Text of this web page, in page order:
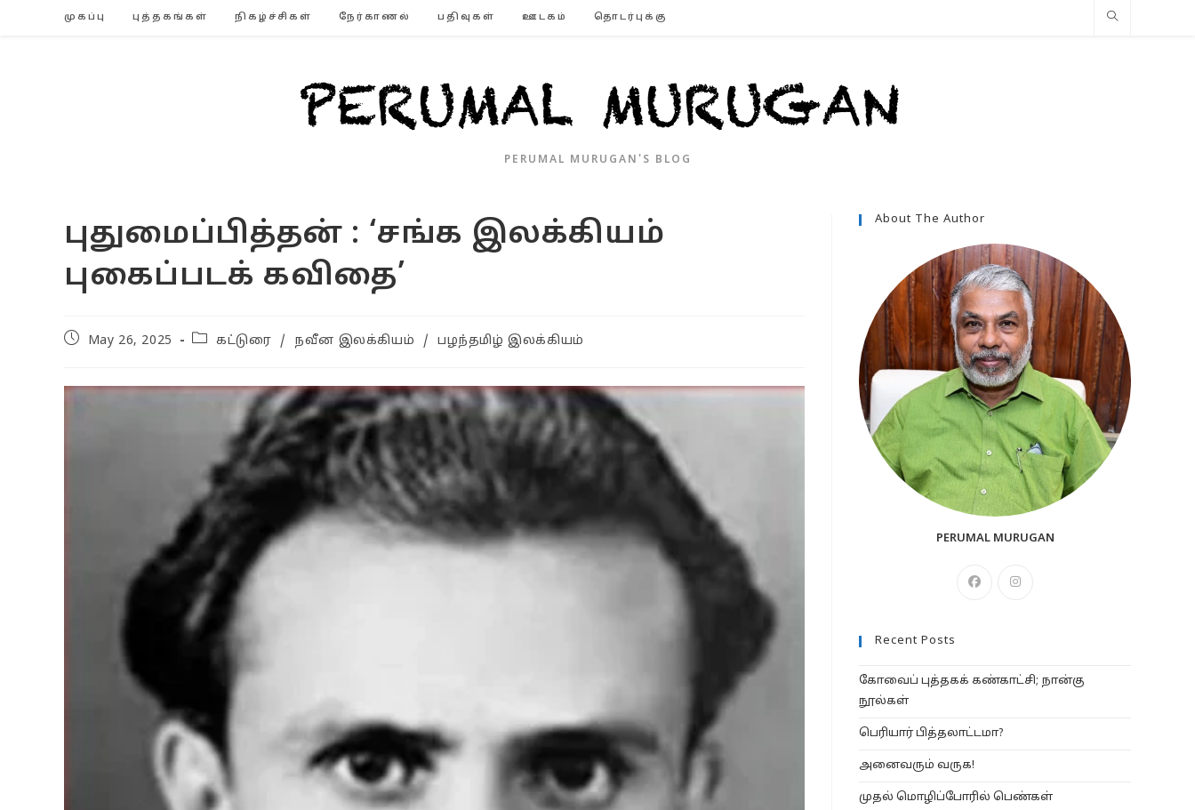
முகப்பு புத்தகங்கள் நிகழ்ச்சிகள் நேர்காணல் பதிவுகள் ஊடகம் தொடர்புக்கு
PERUMAL MURUGAN'S BLOG
புதுமைப்பித்தன் : ‘சங்க இலக்கியம்
புகைப்படக் கவிதை’
PostMay 26, 2025
Postகட்டுரை / நவீன இலக்கியம் / பழந்தமிழ் இலக்கியம்
About The Author
PERUMAL MURUGAN
Opens
Recent Posts
கோவைப் புத்தகக் கண்காட்சி; நான்கு
நூல்கள்
பெரியார் பித்தலாட்டமா?
அனைவரும் வருக!
முதல் மொழிப்போரில் பெண்கள்